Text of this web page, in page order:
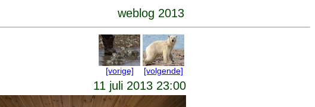
weblog 2013
[vorige] [volgende]
11 juli 2013 23:00